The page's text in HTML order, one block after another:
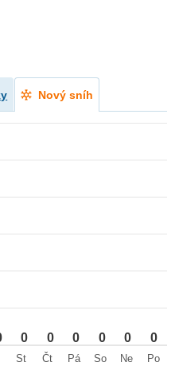
Nový sníh
0 0 0 0 0 0
St
Čt
Pá
So
Ne
Po